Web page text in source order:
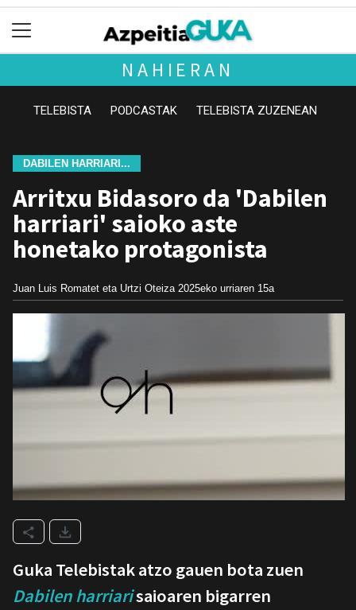
NAHIERAN
TELEBISTA PODCASTAK TELEBISTA ZUZENEAN
DABILEN HARRIARI...
Arritxu Bidasoro da 'Dabilen
harriari' saioko aste
honetako protagonista
Juan Luis Romatet eta Urtzi Oteiza 2025eko urriaren 15a
Guka Telebistak atzo gauen bota zuen
Dabilen harriarisaioaren bigarren